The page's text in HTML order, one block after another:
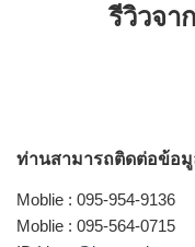
รีวิวจ
ท่านสามารถติดต่อข้อมู
Moblie : 095-954-9136
Moblie : 095-564-0715